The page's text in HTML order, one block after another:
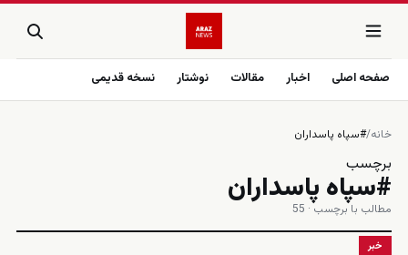
صفحه اصلی اخبار مقالات نوشتار نسخه قدیمی
خانه/#سپاه پاسداران
برچسب
#سپاه پاسداران
مطالب با برچسب · 55
خبر